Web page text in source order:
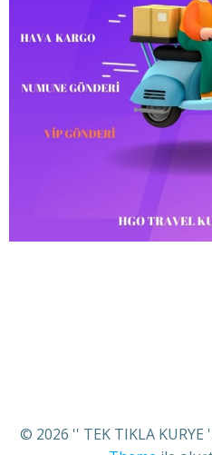
© 2026 '' TEK TIKLA KURYE